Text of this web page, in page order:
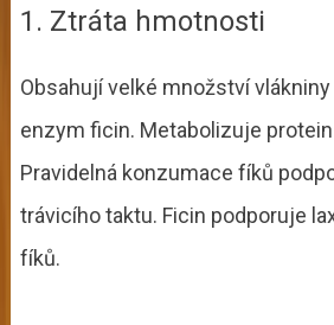
1. Ztráta hmotnosti
Obsahují velké množství
enzym ficin. Metabolizuje
Pravidelná konzumace fíků
trávicího taktu. Ficin podporuje
fíků.